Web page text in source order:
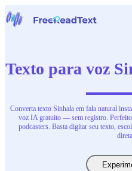
Ferramentas
Contate-Nos
Texto para voz
Converta texto Sinhala em fala natural
voz IA gratuito — sem registro. Perfeito
podcasters. Basta digitar seu texto,